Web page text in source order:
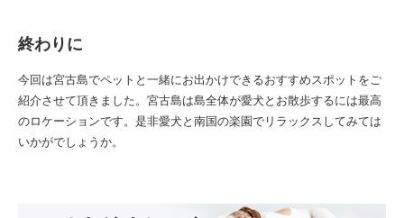
終わりに
今回は宮古島でペットと一緒にお出かけできるおすすめスポットをご
紹介させて頂きました。宮古島は島全体が愛犬とお散歩するには最高
のロケーションです。是非愛犬と南国の楽園でリラックスしてみては
いかがでしょうか。